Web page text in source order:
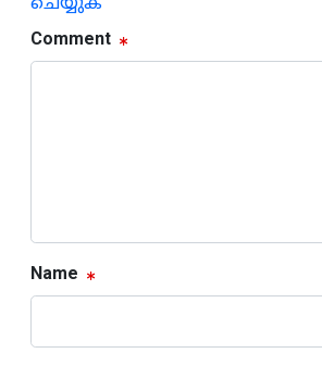
ചെയ്യുക
Comment
Name